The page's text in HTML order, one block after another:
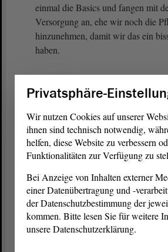
einmal die Basics und fangen mit
Versorgung an, ehe wir noch die
hinzunehmen, damit wir das ein
haben.
(Unruhe)
z t etwas tun, dass wir j e t z t
Versorgungslücken überbrücken.
Eindruck, dass wir dazu eine gute,
sachlicheDebatte imAusschuss
bin gespannt, welches Ergebnis am
wird. - Vielen Dank.
(Zustimmung bei der LINKEN)
Privatsphäre-
Wir nutzen Cookies auf unserer
ihnen sind technisch notwendig,
helfen, diese Website zu verbessern
Funktionalitäten zur Verfügung zu
Bei Anzeige von Inhalten externer
einer Datenübertragung und -
der Datenschutzbestimmung der
kommen. Bitte lesen Sie für weitere
unsere Datenschutzerklärung.